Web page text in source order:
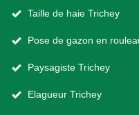
Taille de haie Trichey
Pose de gazon en
Paysagiste Trichey
Elagueur Trichey